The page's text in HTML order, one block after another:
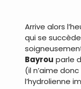
Arrive alors
qui se
Bayrou parle
(il n’aime donc
l’hydrolienne